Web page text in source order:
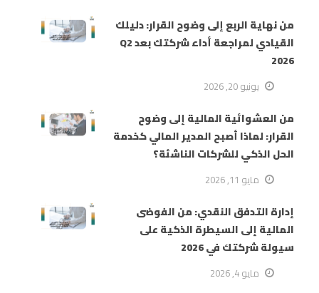
من نهاية الربع إلى وضوح القرار: دليلك
القيادي لمراجعة أداء شركتك بعد Q2
2026
يونيو 20, 2026
من العشوائية المالية إلى وضوح
القرار: لماذا أصبح المدير المالي كخدمة
الحل الذكي للشركات الناشئة؟
مايو 11, 2026
إدارة التدفق النقدي: من الفوضى
المالية إلى السيطرة الذكية على
سيولة شركتك في 2026
مايو 4, 2026